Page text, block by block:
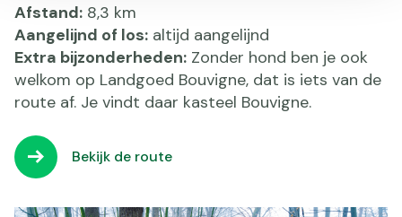
Afstand: 8,3 km
Aangelijnd of los: altijd aangelijnd
Extra bijzonderheden: Zonder hond ben je ook
welkom op Landgoed Bouvigne, dat is iets van de
route af. Je vindt daar kasteel Bouvigne.
Bekijk de route